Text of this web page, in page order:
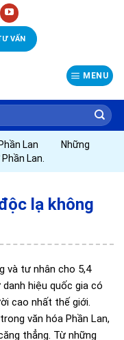
VẤN
MENU
Lan
Những
Lan.
lạ không
và tư nhân cho 5,4
hiệu quốc gia có
cao nhất thế giới.
văn hóa Phần Lan,
thẳng. Từ những